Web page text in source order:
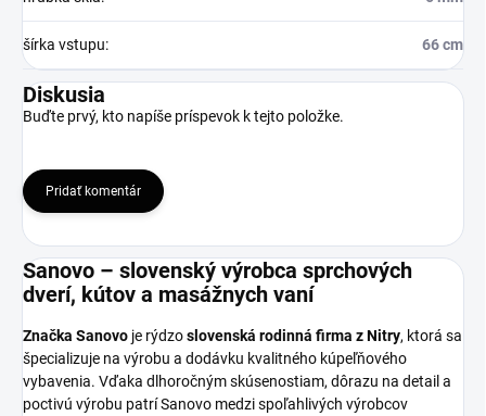
šírka vstupu: 66 cm
Diskusia
Buďte prvý, kto napíše príspevok k tejto položke.
Pridať komentár
Sanovo – slovenský výrobca sprchových
dverí, kútov a masážnych vaní
Značka Sanovo je rýdzoslovenská rodinná firma z Nitry, ktorá sa
špecializuje na výrobu a dodávku kvalitného kúpeľňového
vybavenia. Vďaka dlhoročným skúsenostiam, dôrazu na detail a
poctivú výrobu patrí Sanovo medzi spoľahlivých výrobcov